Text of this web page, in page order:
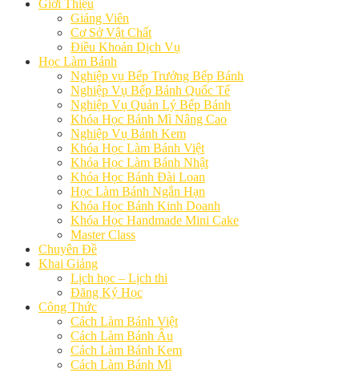
Giới Thiệu
Giảng Viên
Cơ Sở Vật Chất
Điều Khoản Dịch Vụ
Học Làm Bánh
Nghiệp vụ Bếp Trưởng Bếp Bánh
Nghiệp Vụ Bếp Bánh Quốc Tế
Nghiệp Vụ Quản Lý Bếp Bánh
Khóa Học Bánh Mì Nâng Cao
Nghiệp Vụ Bánh Kem
Khóa Học Làm Bánh Việt
Khóa Học Làm Bánh Nhật
Khóa Học Bánh Đài Loan
Học Làm Bánh Ngắn Hạn
Khóa Học Bánh Kinh Doanh
Khóa Học Handmade Mini Cake
Master Class
Chuyên Đề
Khai Giảng
Lịch học – Lịch thi
Đăng Ký Học
Công Thức
Cách Làm Bánh Việt
Cách Làm Bánh Âu
Cách Làm Bánh Kem
Cách Làm Bánh Mì